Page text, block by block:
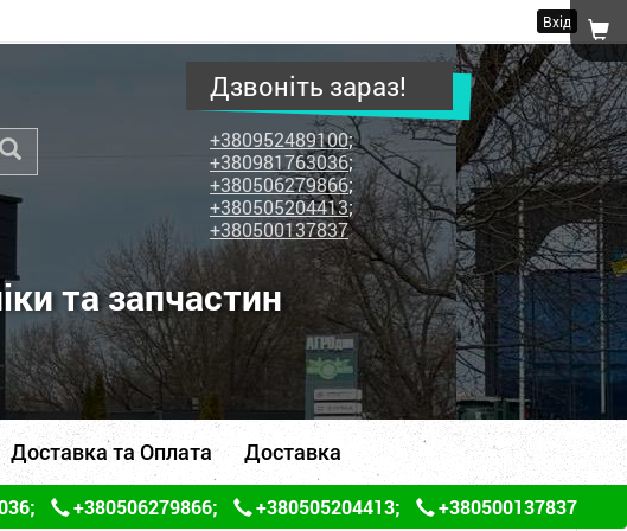
Вхід
Дзвоніть зараз!
+380952489100;
+380981763036;
+380506279866;
+380505204413;
+380500137837
та запчастин
Доставка та Оплата Доставка
; +380506279866; +380505204413; +380500137837